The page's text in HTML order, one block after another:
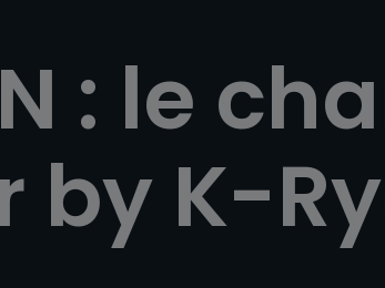
: le
by K-